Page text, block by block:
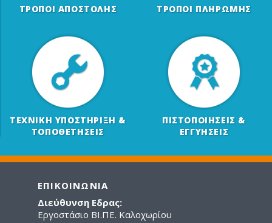
ΤΡΟΠΟΙ ΑΠΟΣΤΟΛΗΣ ΤΡΟΠΟΙ ΠΛΗΡΩΜΗΣ
ΤΕΧΝΙΚΗ ΥΠΟΣΤΗΡΙΞΗ &
ΤΟΠΟΘΕΤΗΣΕΙΣ
ΠΙΣΤΟΠΟΙΗΣΕΙΣ &
ΕΓΓΥΗΣΕΙΣ
ΕΠΙΚΟΙΝΩΝΙΑ
Διεύθυνση Εδρας:
Εργοστάσιο ΒΙ.ΠΕ. Καλοχωρίου